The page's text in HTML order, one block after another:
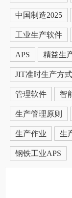
中国制造2025
工业生产软件
APS 精益生
JIT准时生产方式
管理软件 智
生产管理原则
生产作业 生
钢铁工业APS